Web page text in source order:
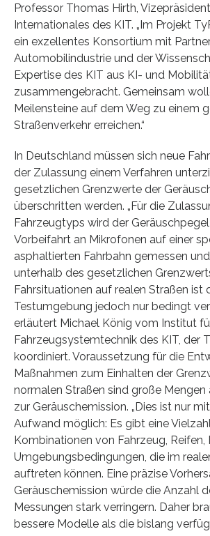
Professor Thomas Hirth,
Internationales des KIT. „Im Projekt
ein exzellentes Konsortium mit
Automobilindustrie und der
Expertise des KIT aus KI- und
zusammengebracht. Gemeinsam
Meilensteine auf dem Weg zu einem
Straßenverkehr erreichen.“
In Deutschland müssen sich neue
der Zulassung einem Verfahren
gesetzlichen Grenzwerte der
überschritten werden. „Für die
Fahrzeugtyps wird der
Vorbeifahrt an Mikrofonen auf einer
asphaltierten Fahrbahn gemessen
unterhalb des gesetzlichen
Fahrsituationen auf realen Straßen ist
Testumgebung jedoch nur bedingt
erläutert Michael König vom Institut
Fahrzeugsystemtechnik des KIT, der
koordiniert. Voraussetzung für die
Maßnahmen zum Einhalten der
normalen Straßen sind große Mengen
zur Geräuschemission. „Dies ist nur
Aufwand möglich: Es gibt eine
Kombinationen von Fahrzeug, Reifen,
Umgebungsbedingungen, die im
auftreten können. Eine präzise
Geräuschemission würde die Anzahl
Messungen stark verringern. Daher
bessere Modelle als die bislang